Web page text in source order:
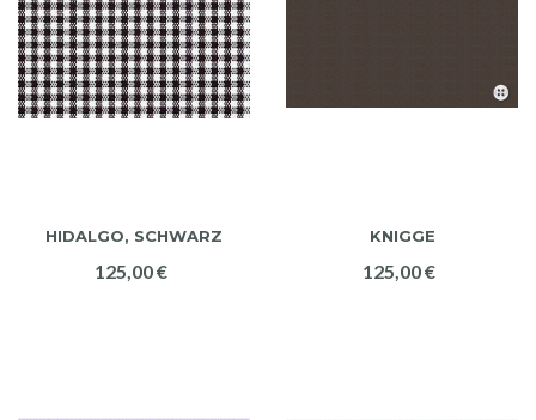
HIDALGO, SCHWARZ
125,00 €
KNIGGE
125,00 €